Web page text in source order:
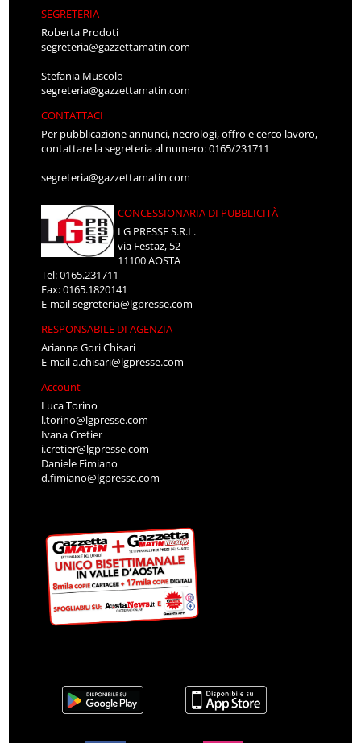
SEGRETERIA
Roberta Prodoti
segreteria@gazzettamatin.com
Stefania Muscolo
segreteria@gazzettamatin.com
CONTATTACI
Per pubblicazione annunci, necrologi, offro e cerco lavoro,
contattare la segreteria al numero: 0165/231711
segreteria@gazzettamatin.com
CONCESSIONARIA DI PUBBLICITÀ
LG PRESSE S.R.L.
via Festaz, 52
11100 AOSTA
Tel: 0165.231711
Fax: 0165.1820141
E-mailsegreteria@lgpresse.com
RESPONSABILE DI AGENZIA
Arianna Gori Chisari
E-maila.chisari@lgpresse.com
Account
Luca Torino
l.torino@lgpresse.com
Ivana Cretier
i.cretier@lgpresse.com
Daniele Fimiano
d.fimiano@lgpresse.com